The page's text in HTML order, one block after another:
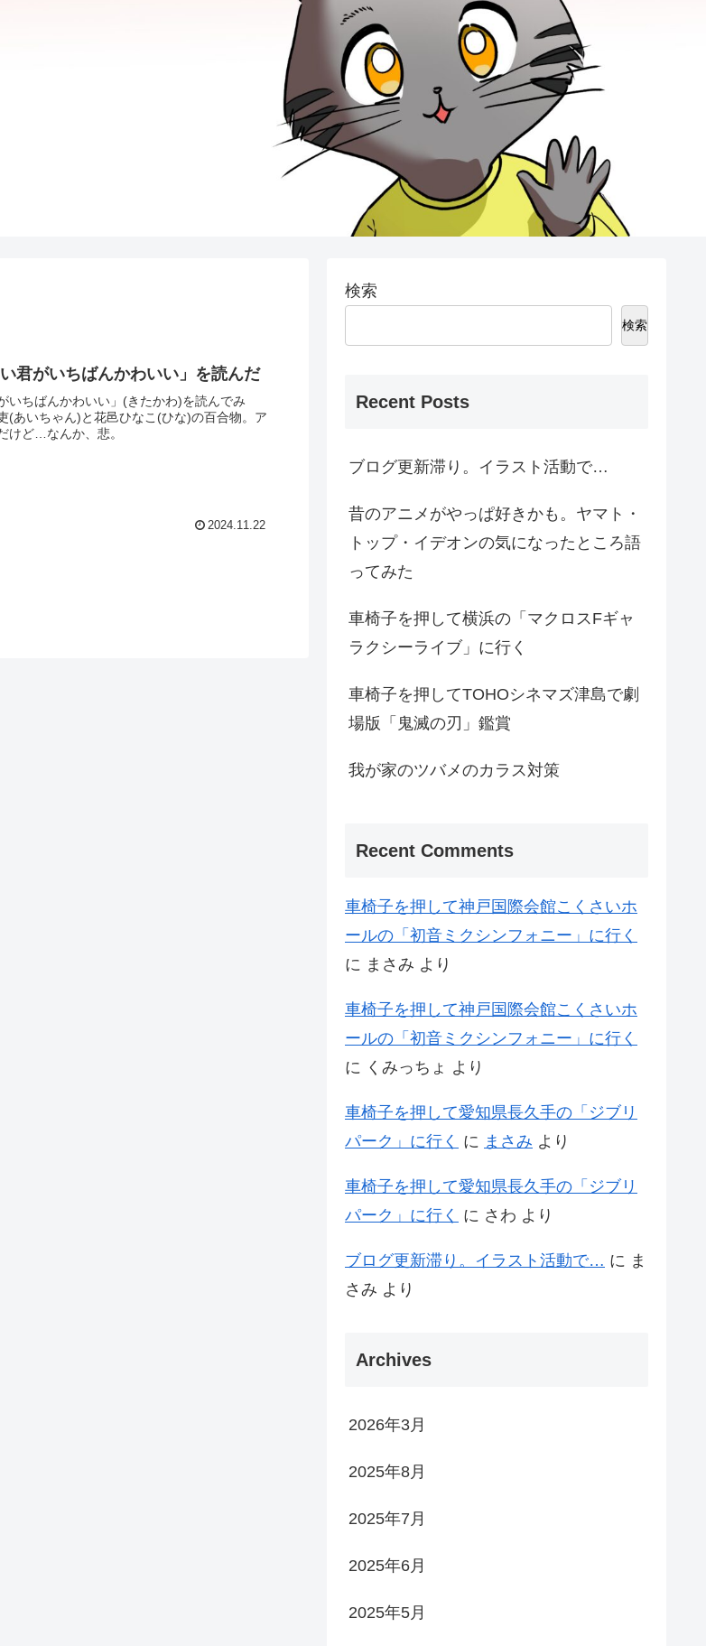
君がいちばんかわいい」を読んだ
いちばんかわいい」(きたかわ)を読んでみ
(あいちゃん)と花邑ひなこ(ひな)の百合物。ア
けど…なんか、悲。
2024.11.22
検索
検索
Recent Posts
ブログ更新滞り。イラスト活動で…
昔のアニメがやっぱ好きかも。ヤマト・
トップ・イデオンの気になったところ語
ってみた
車椅子を押して横浜の「マクロスFギャ
ラクシーライブ」に行く
車椅子を押してTOHOシネマズ津島で劇
場版「鬼滅の刃」鑑賞
我が家のツバメのカラス対策
Recent Comments
車椅子を押して神戸国際会館こくさいホ
ールの「初音ミクシンフォニー」に行く
に まさみ より
車椅子を押して神戸国際会館こくさいホ
ールの「初音ミクシンフォニー」に行く
に くみっちょ より
車椅子を押して愛知県長久手の「ジブリ
パーク」に行く に まさみ より
車椅子を押して愛知県長久手の「ジブリ
パーク」に行く に さわ より
ブログ更新滞り。イラスト活動で… に ま
さみ より
Archives
2026年3月
2025年8月
2025年7月
2025年6月
2025年5月